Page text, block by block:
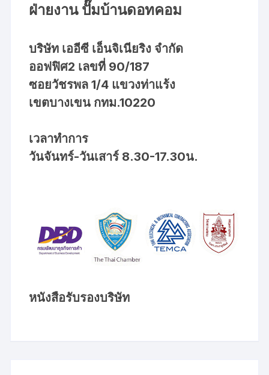
ฝ่ายงาน ปั๊มบ้านดอทคอม
บริษัท เออีซี เอ็นจิเนียริง จำกัด
ออฟฟิศ2 เลขที่ 90/187
ซอยวัชรพล 1/4 แขวงท่าแร้ง
เขตบางเขน กทม.10220
เวลาทำการ
วันจันทร์-วันเสาร์ 8.30-17.30น.
หนังสือรับรองบริษัท